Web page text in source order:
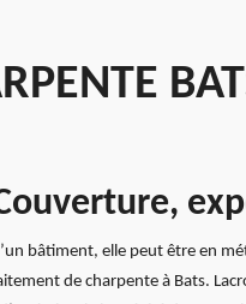
bâtiment, elle peut être en
de charpente à Bats.